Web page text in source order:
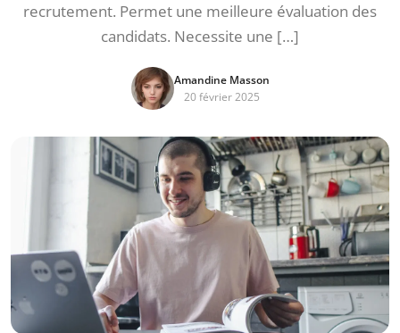
recrutement. Permet une meilleure évaluation des
candidats. Necessite une […]
Amandine Masson
20 février 2025